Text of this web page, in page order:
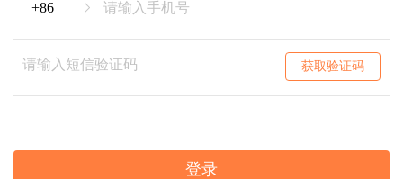
获取验证码
登录